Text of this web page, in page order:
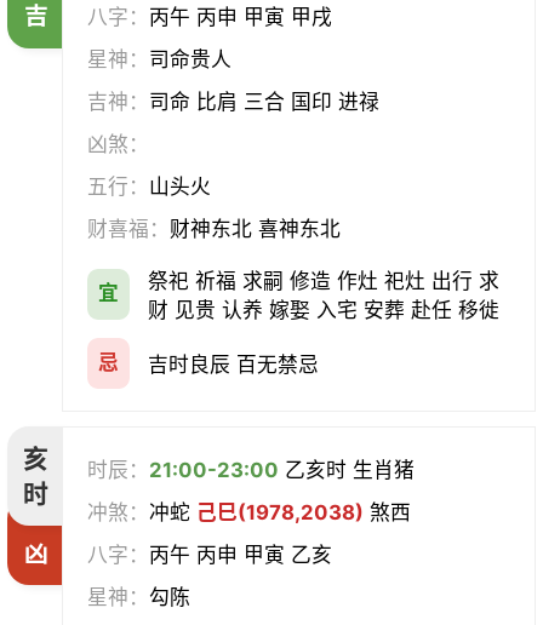
吉
八字： 丙午 丙申 甲寅 甲戌
星神： 司命贵人
吉神： 司命 比肩 三合 国印 进禄
凶煞：
五行： 山头火
财喜福： 财神东北 喜神东北
宜
祭祀 祈福 求嗣 修造 作灶 祀灶 出行 求
财 见贵 认养 嫁娶 入宅 安葬 赴任 移徙
忌 吉时良辰 百无禁忌
亥
时
凶
时辰： 21:00-23:00 乙亥时 生肖猪
冲煞：冲蛇 己巳(1978,2038) 煞西
八字： 丙午 丙申 甲寅 乙亥
星神： 勾陈